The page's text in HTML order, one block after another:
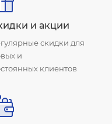
и акции
скидки для
и
клиентов